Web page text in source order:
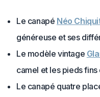
Le canapé Néo
généreuse et ses
Le modèle vintage
camel et les pieds fins
Le canapé quatre